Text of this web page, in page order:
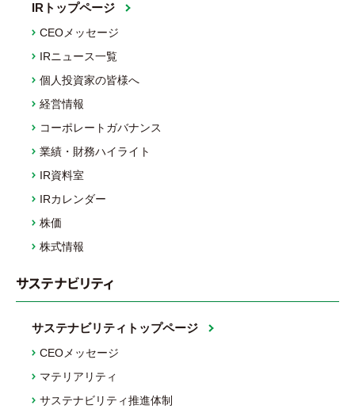
IRトップページ
CEOメッセージ
IRニュース一覧
個人投資家の皆様へ
経営情報
コーポレートガバナンス
業績・財務ハイライト
IR資料室
IRカレンダー
株価
株式情報
サステナビリティ
サステナビリティトップページ
CEOメッセージ
マテリアリティ
サステナビリティ推進体制